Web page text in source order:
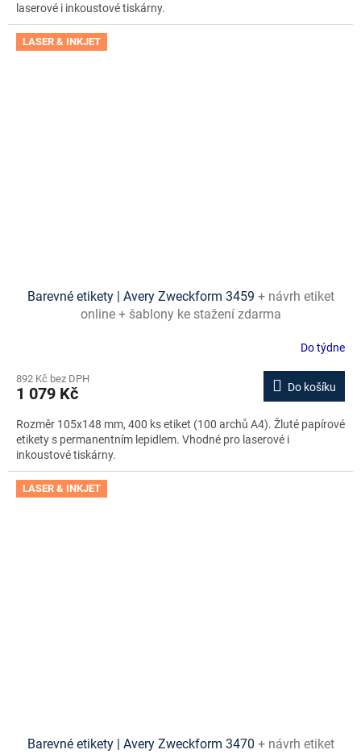
laserové i inkoustové tiskárny.
LASER & INKJET
Barevné etikety | Avery Zweckform 3459 + návrh etiket
online + šablony ke stažení zdarma
Do týdne
892 Kč bez DPH
1 079 Kč Do košíku
Rozměr 105x148 mm, 400 ks etiket (100 archů A4). Žluté papírové
etikety s permanentním lepidlem. Vhodné pro laserové i
inkoustové tiskárny.
LASER & INKJET
Barevné etikety | Avery Zweckform 3470 + návrh etiket